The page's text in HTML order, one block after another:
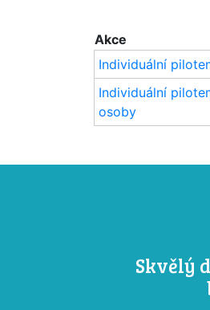
Akce
Individuální
Individuální
osoby
Skvělý